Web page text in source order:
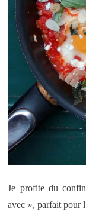
Je profite du
avec », parfait pour